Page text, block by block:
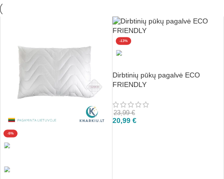
-5%
-13%
Dirbtinių pūkų pagalvė ECO
FRIENDLY
23,99€
20,99 €